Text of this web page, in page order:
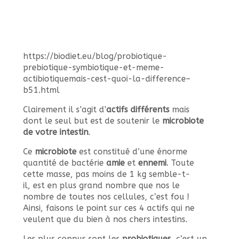
https://biodiet.eu/blog/probiotique-
prebiotique-symbiotique-et-meme-
actibiotiquemais-cest-quoi-la-difference–
b51.html
Clairement il s’agit d’actifs différentsmais
dont le seul but est de soutenir le microbiote
de votre intestin.
Ce microbioteest constitué d’une énorme
quantité de bactérie amieet ennemi. Toute
cette masse, pas moins de 1 kg semble-t-
il, est en plus grand nombre que nos le
nombre de toutes nos cellules, c’est fou !
Ainsi, faisons le point sur ces 4 actifs qui ne
veulent que du bien à nos chers intestins.